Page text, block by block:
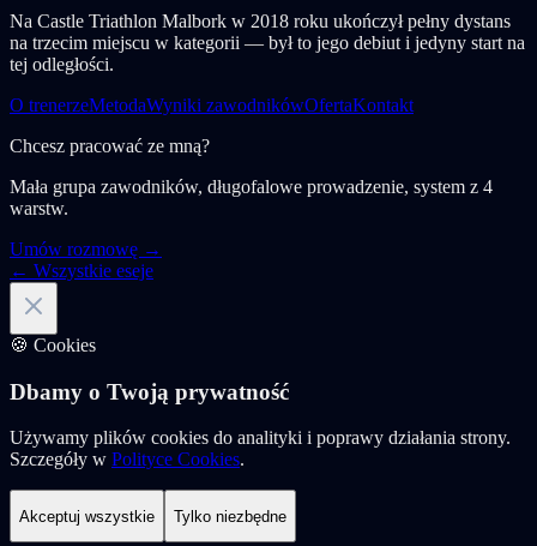
Na Castle Triathlon Malbork w 2018 roku ukończył pełny dystans
na trzecim miejscu w kategorii — był to jego debiut i jedyny start na
tej odległości.
O trenerzeMetodaWyniki zawodnikówOfertaKontakt
Chcesz pracować ze mną?
Mała grupa zawodników, długofalowe prowadzenie, system z 4
warstw.
Umów rozmowę →
← Wszystkie eseje
🍪 Cookies
Dbamy o Twoją prywatność
Używamy plików cookies do analityki i poprawy działania strony.
Szczegóły w Polityce Cookies.
Akceptuj wszystkie Tylko niezbędne